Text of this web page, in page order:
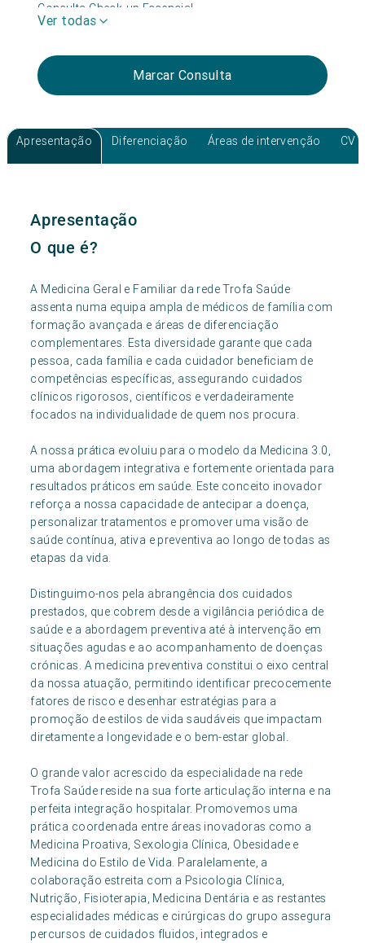
Consulta Check-up Essencial
Consulta Adolescente
Consulta Check-up Premium 360+
Consulta Dor
Consulta Sexologia Clínica
Ver todas
Marcar Consulta
Apresentação Diferenciação Áreas de intervenção CV
Apresentação
O que é?
A Medicina Geral e Familiar da rede Trofa Saúde
assenta numa equipa ampla de médicos de família com
formação avançada e áreas de diferenciação
complementares. Esta diversidade garante que cada
pessoa, cada família e cada cuidador beneficiam de
competências específicas, assegurando cuidados
clínicos rigorosos, científicos e verdadeiramente
focados na individualidade de quem nos procura.
A nossa prática evoluiu para o modelo da Medicina 3.0,
uma abordagem integrativa e fortemente orientada para
resultados práticos em saúde. Este conceito inovador
reforça a nossa capacidade de antecipar a doença,
personalizar tratamentos e promover uma visão de
saúde contínua, ativa e preventiva ao longo de todas as
etapas da vida.
Distinguimo-nos pela abrangência dos cuidados
prestados, que cobrem desde a vigilância periódica de
saúde e a abordagem preventiva até à intervenção em
situações agudas e ao acompanhamento de doenças
crónicas. A medicina preventiva constitui o eixo central
da nossa atuação, permitindo identificar precocemente
fatores de risco e desenhar estratégias para a
promoção de estilos de vida saudáveis que impactam
diretamente a longevidade e o bem-estar global.
O grande valor acrescido da especialidade na rede
Trofa Saúde reside na sua forte articulação interna e na
perfeita integração hospitalar. Promovemos uma
prática coordenada entre áreas inovadoras como a
Medicina Proativa, Sexologia Clínica, Obesidade e
Medicina do Estilo de Vida. Paralelamente, a
colaboração estreita com a Psicologia Clínica,
Nutrição, Fisioterapia, Medicina Dentária e as restantes
especialidades médicas e cirúrgicas do grupo assegura
percursos de cuidados fluidos, integrados e